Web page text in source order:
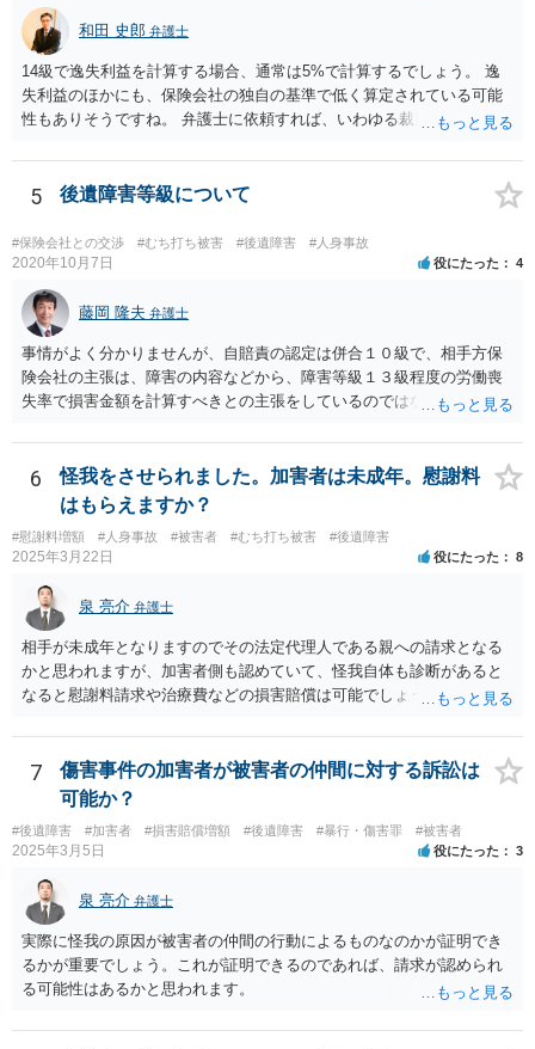
和田 史郎 弁護士
14級で逸失利益を計算する場合、通常は5%で計算するでしょう。 逸
失利益のほかにも、保険会社の独自の基準で低く算定されている可能
性もありそうですね。 弁護士に依頼すれば、いわゆる裁判基準程度の
5 後遺障害等級について
#保険会社との交渉 #むち打ち被害 #後遺障害 #人身事故
2020年10月7日 役にたった 4
藤岡 隆夫 弁護士
事情がよく分かりませんが、自賠責の認定は併合１０級で、相手方保
険会社の主張は、障害の内容などから、障害等級１３級程度の労働喪
失率で損害金額を計算すべきとの主張をしているのではないでしょう
ので、弁護士を交代しても状況は変わらないでしょう。今の弁護士と
十分に打ち合わせをすることが重要だと思います。
6
怪我をさせられました。加害者は未成年。慰謝料
はもらえますか？
#慰謝料増額 #人身事故 #被害者 #むち打ち被害 #後遺障害
2025年3月22日 役にたった 8
泉 亮介 弁護士
相手が未成年となりますのでその法定代理人である親への請求となる
かと思われますが、加害者側も認めていて、怪我自体も診断があると
なると慰謝料請求や治療費などの損害賠償は可能でしょう。 整骨院へ
い場合が多いです。 また、保険会社から提案される金額は低めに出さ
れることも多いため、その交渉のために弁護士を入れるということも
考えられるかと思われます。
7
傷害事件の加害者が被害者の仲間に対する訴訟は
可能か？
#後遺障害 #加害者 #損害賠償増額 #後遺障害 #暴行・傷害罪 #被害者
2025年3月5日 役にたった 3
泉 亮介 弁護士
実際に怪我の原因が被害者の仲間の行動によるものなのかが証明でき
るかが重要でしょう。これが証明できるのであれば、請求が認められ
る可能性はあるかと思われます。